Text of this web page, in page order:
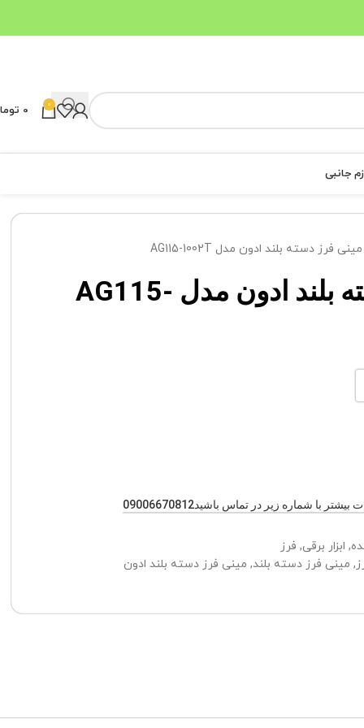
0
0
جانبی
مینی فرز دسته بلند ادون مدل AG115-1002T
مینی فرز دسته بلند ادون مدل AG115-
با شماره زیر در تماس باشید09006670812
, ابزار برقی, فرز
, مینی فرز دسته بلند, مینی فرز دسته بلند ادون